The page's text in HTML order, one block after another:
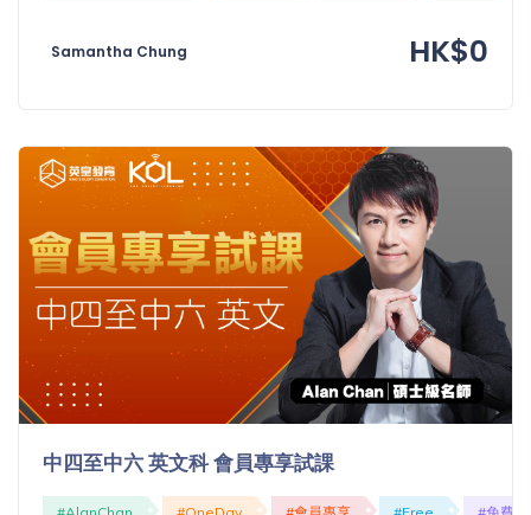
Samantha Chung HK$0
中四至中六 英文科 會員專享試課